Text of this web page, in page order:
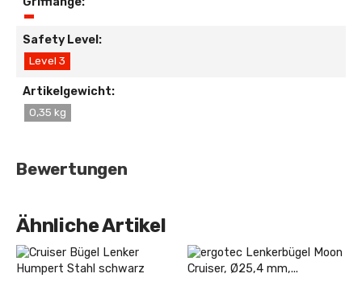
Safety Level:
Level 3
Artikelgewicht:
0,35 kg
Bewertungen
Ähnliche Artikel